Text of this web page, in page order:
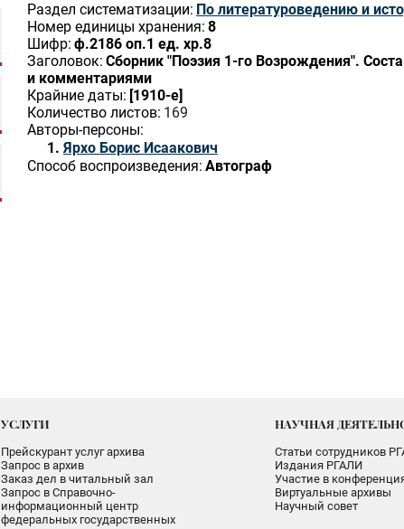
Раздел систематизации: По литературоведению и
Номер единицы хранения: 8
Шифр: ф.2186 оп.1 ед. хр.8
Заголовок: Сборник "Поэзия 1-го Возрождения".
и комментариями
Крайние даты: [1910-е]
Количество листов: 169
Авторы-персоны:
Ярхо Борис Исаакович
Способ воспроизведения: Автограф
УСЛУГИ
Прейскурант услуг архива
Запрос в архив
Заказ дел в читальный зал
Запрос в Справочно-
информационный центр
федеральных государственных
НАУЧНАЯ
Статьи сотрудников
Издания РГАЛИ
Участие в
Виртуальные архивы
Научный совет